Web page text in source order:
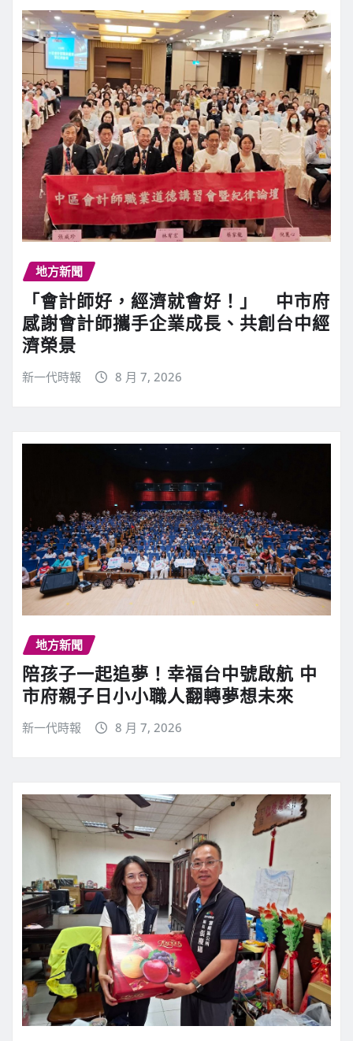
地方新聞
「會計師好，經濟就會好！」 中市府
感謝會計師攜手企業成長、共創台中經
濟榮景
新一代時報 8 月 7, 2026
地方新聞
陪孩子一起追夢！幸福台中號啟航 中
市府親子日小小職人翻轉夢想未來
新一代時報 8 月 7, 2026